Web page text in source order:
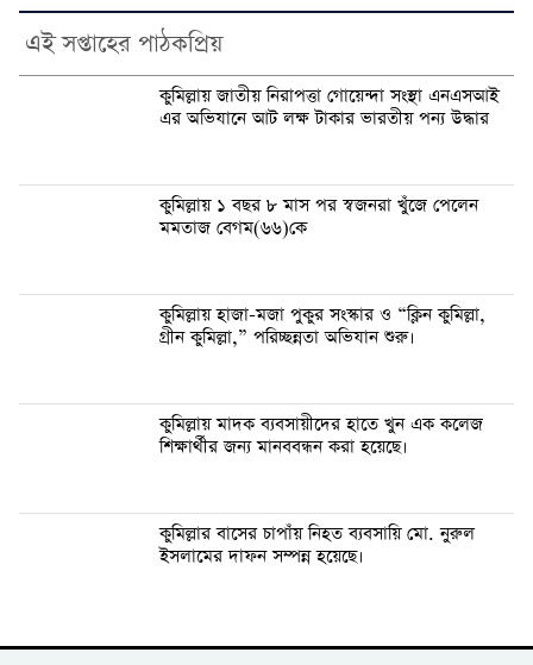
এই সপ্তাহের পাঠকপ্রিয়
কুমিল্লায় জাতীয় নিরাপত্তা গোয়েন্দা সংস্থা এনএসআই
এর অভিযানে আট লক্ষ টাকার ভারতীয় পন্য উদ্ধার
কুমিল্লায় ১ বছর ৮ মাস পর স্বজনরা খুঁজে পেলেন
মমতাজ বেগম(৬৬)কে
কুমিল্লায় হাজা-মজা পুকুর সংস্কার ও “ক্লিন কুমিল্লা,
গ্রীন কুমিল্লা,” পরিচ্ছন্নতা অভিযান শুরু।
কুমিল্লায় মাদক ব্যবসায়ীদের হাতে খুন এক কলেজ
শিক্ষার্থীর জন্য মানববন্ধন করা হয়েছে।
কুমিল্লার বাসের চাপাঁয় নিহত ব্যবসায়ি মো. নুরুল
ইসলামের দাফন সম্পন্ন হয়েছে।